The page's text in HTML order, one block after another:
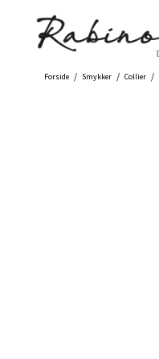
Forside / Smykker / Collier /